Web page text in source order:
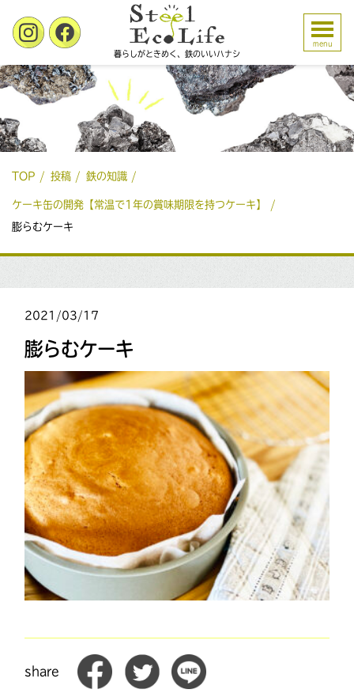
暮らしがときめく、鉄のいいハナシ
menu
TOP 投稿 鉄の知識
ケーキ缶の開発【常温で1年の賞味期限を持つケーキ】
膨らむケーキ
2021/03/17
膨らむケーキ
share